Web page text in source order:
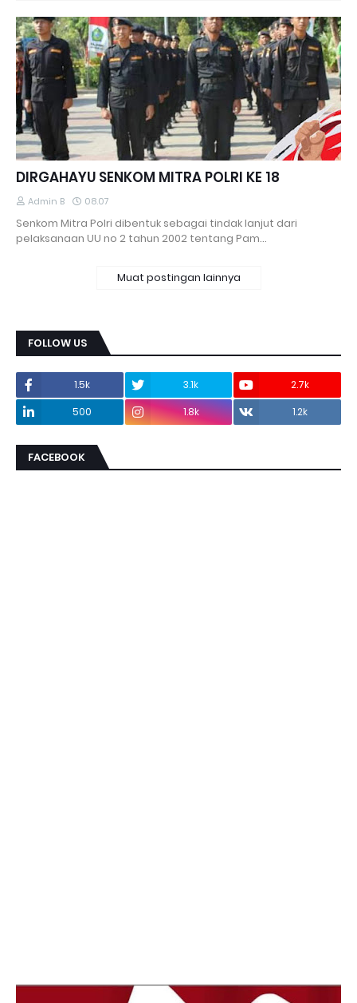
DIRGAHAYU SENKOM MITRA POLRI KE 18
Admin B 08.07
Senkom Mitra Polri dibentuk sebagai tindak lanjut dari
pelaksanaan UU no 2 tahun 2002 tentang Pam…
Muat postingan lainnya
FOLLOW US
1.5k 3.1k
2.7k
500
1.8k 1.2k
FACEBOOK